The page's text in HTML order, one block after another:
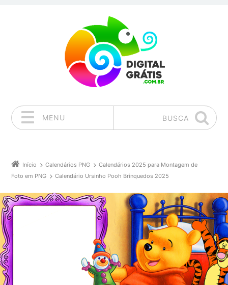
MENU BUSCA
Início Calendários PNG
Calendários 2025 para Montagem de
Foto em PNG
Calendário Ursinho Pooh Brinquedos 2025